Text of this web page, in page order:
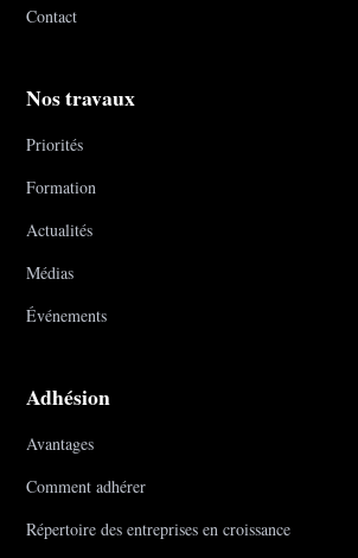
Contact
Nos travaux
Priorités
Formation
Actualités
Médias
Événements
Adhésion
Avantages
Comment adhérer
Répertoire des entreprises en croissance